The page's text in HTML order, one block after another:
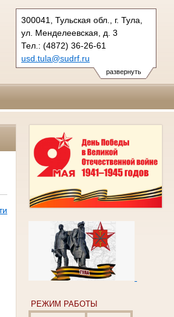
развернуть
300041, Тульская обл., г. Тула,
ул. Менделеевская, д. 3
Тел.: (4872) 36-26-61
usd.tula@sudrf.ru
РЕЖИМ РАБОТЫ